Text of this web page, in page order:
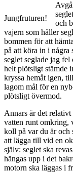
Jungfruturen!
och
vajern som håller
bommen för att
på att köra in i några
seglet seglade jag
helt plötsligt stämde
kryssa hemåt igen,
lagom mål för en
plötsligt övermod.
Annars är det relativt
vatten runt omkring,
koll på var du är och
att lägga till vid en
själv: seglet ska
hängas upp i det
motorn ska läggas i